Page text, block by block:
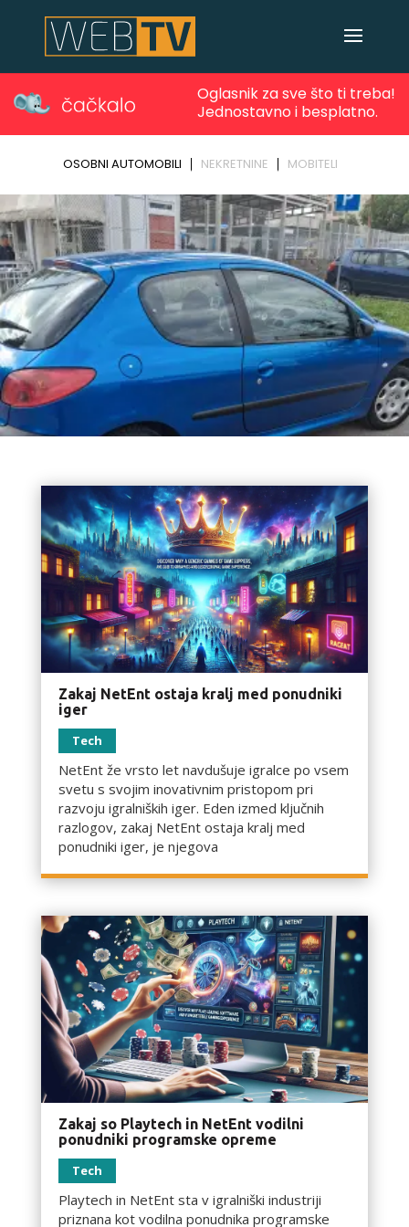
Zakaj NetEnt ostaja kralj med ponudniki
iger
Tech
NetEnt že vrsto let navdušuje igralce po vsem
svetu s svojim inovativnim pristopom pri
razvoju igralniških iger. Eden izmed ključnih
razlogov, zakaj NetEnt ostaja kralj med
ponudniki iger, je njegova
Zakaj so Playtech in NetEnt vodilni
ponudniki programske opreme
Tech
Playtech in NetEnt sta v igralniški industriji
priznana kot vodilna ponudnika programske